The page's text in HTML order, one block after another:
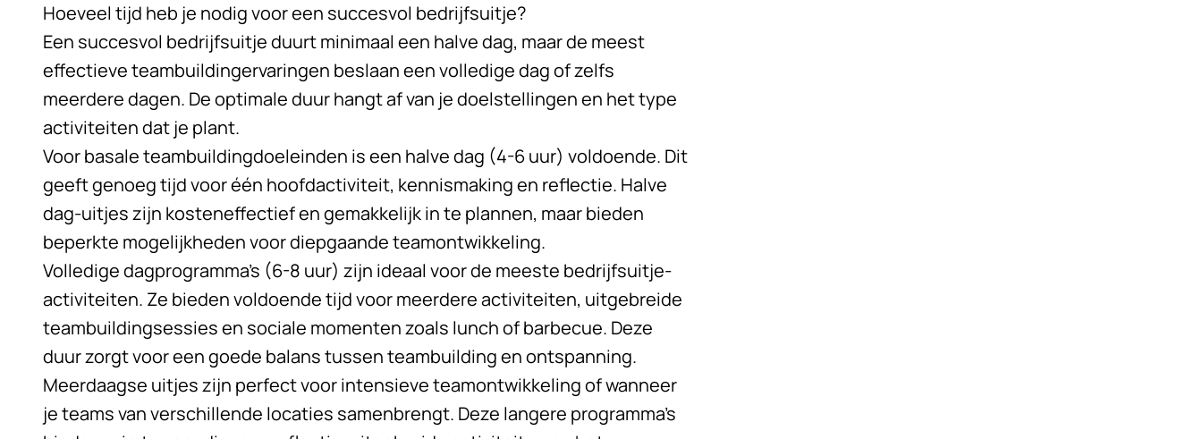
Hoeveel tijd heb je nodig voor een succesvol bedrijfsuitje?
Een succesvol bedrijfsuitje duurt minimaal een halve dag, maar de meest
effectieve teambuildingervaringen beslaan een volledige dag of zelfs
meerdere dagen. De optimale duur hangt af van je doelstellingen en het type
activiteiten dat je plant.
Voor basale teambuildingdoeleinden is een halve dag (4-6 uur) voldoende. Dit
geeft genoeg tijd voor één hoofdactiviteit, kennismaking en reflectie. Halve
dag-uitjes zijn kosteneffectief en gemakkelijk in te plannen, maar bieden
beperkte mogelijkheden voor diepgaande teamontwikkeling.
Volledige dagprogramma’s (6-8 uur) zijn ideaal voor de meeste bedrijfsuitje-
activiteiten. Ze bieden voldoende tijd voor meerdere activiteiten, uitgebreide
teambuildingsessies en sociale momenten zoals lunch of barbecue. Deze
duur zorgt voor een goede balans tussen teambuilding en ontspanning.
Meerdaagse uitjes zijn perfect voor intensieve teamontwikkeling of wanneer
je teams van verschillende locaties samenbrengt. Deze langere programma’s